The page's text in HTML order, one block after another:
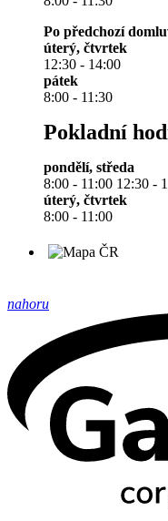
Po předchozí
úterý, čtvrtek
12:30 - 14:00
pátek
8:00 - 11:30
Pokladní
pondělí, středa
8:00 - 11:00 12:30 -
úterý, čtvrtek
8:00 - 11:00
nahoru